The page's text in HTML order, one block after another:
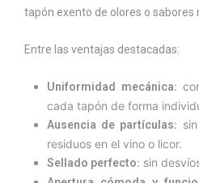
tapón exento de olores o sabores
Entre las ventajas destacadas:
Uniformidad mecánica:
cada tapón de forma
Ausencia de partículas:
residuos en el vino o licor.
Sellado perfecto: sin